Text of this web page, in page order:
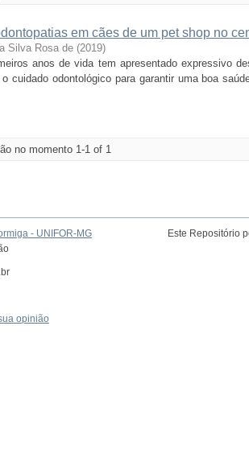
em cães de um pet shop no
Silva Rosa de (2019)
anos de vida tem apresentado expressivo
cuidado odontológico para garantir uma boa
no momento 1-1 of 1
- UNIFOR-MG
Este Repositório
opinião